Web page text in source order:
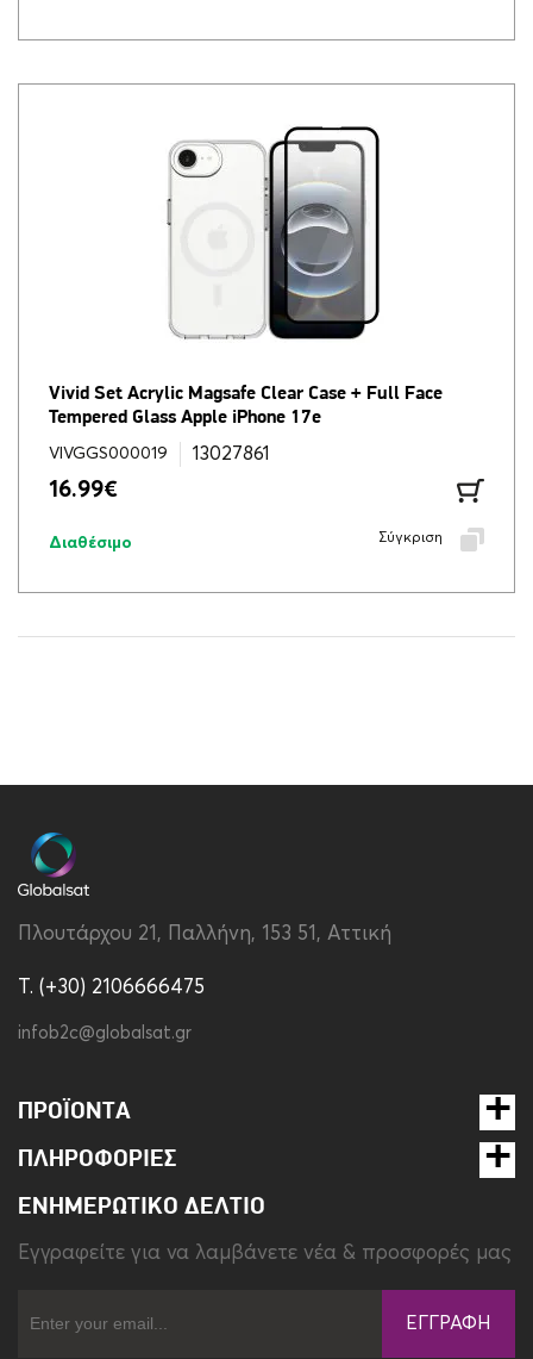
Vivid Set Acrylic Magsafe Clear Case + Full Face
Tempered Glass Apple iPhone 17e
VIVGGS000019 13027861
16.99€
Διαθέσιμο Σύγκριση
Πλουτάρχου 21, Παλλήνη, 153 51, Αττική
T. (+30) 2106666475
infob2c@globalsat.gr
ΠΡΟΪΌΝΤΑ
ΠΛΗΡΟΦΟΡΊΕΣ
ΕΝΗΜΕΡΩΤΙΚΌ ΔΕΛΤΊΟ
Eγγραφείτε για να λαμβάνετε νέα & προσφορές μας
ΕΓΓΡΑΦΉ